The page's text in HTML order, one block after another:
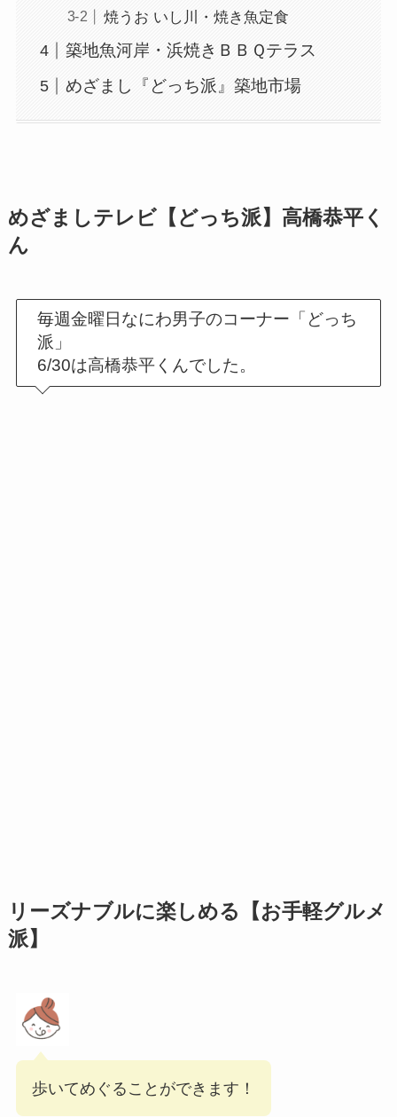
焼うお いし川・焼き魚定食
築地魚河岸・浜焼きＢＢＱテラス
めざまし『どっち派』築地市場
めざましテレビ【どっち派】高橋恭平く
ん
毎週金曜日なにわ男子のコーナー「どっち
派」
6/30は高橋恭平くんでした。
リーズナブルに楽しめる【お手軽グルメ
派】
歩いてめぐることができます！